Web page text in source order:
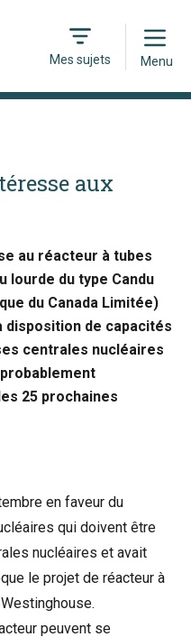
Mes sujets
Open
Menu
aux
au réacteur à tubes
lourde du type Candu
du Canada Limitée)
disposition de capacités
centrales nucléaires
25 prochaines
en faveur du
qui doivent être
nucléaires et avait
le projet de réacteur à
peuvent se